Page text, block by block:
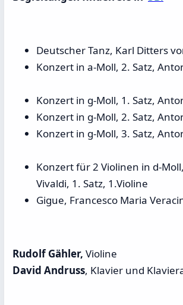
Deutscher Tanz, Karl Ditters
Konzert in a-Moll, 2. Satz,
Konzert in g-Moll, 1. Satz,
Konzert in g-Moll, 2. Satz,
Konzert in g-Moll, 3. Satz,
Konzert für 2 Violinen in d-
Vivaldi, 1. Satz, 1.Violine
Gigue, Francesco Maria
Rudolf Gähler, Violine
David Andruss, Klavier und